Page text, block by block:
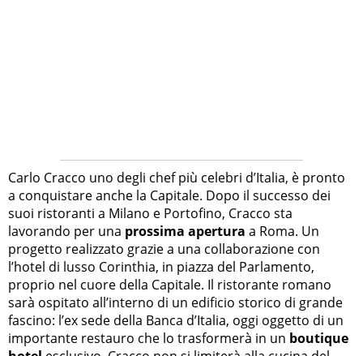
Carlo Cracco uno degli chef più celebri d’Italia, è pronto
a conquistare anche la Capitale. Dopo il successo dei
suoi ristoranti a Milano e Portofino, Cracco sta
lavorando per una prossima apertura a Roma. Un
progetto realizzato grazie a una collaborazione con
l’hotel di lusso Corinthia, in piazza del Parlamento,
proprio nel cuore della Capitale. Il ristorante romano
sarà ospitato all’interno di un edificio storico di grande
fascino: l’ex sede della Banca d’Italia, oggi oggetto di un
importante restauro che lo trasformerà in un boutique